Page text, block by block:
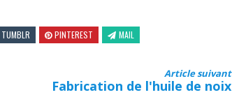
TUMBLR PINTEREST MAIL
Article suivant
Fabrication de l'huile de noix